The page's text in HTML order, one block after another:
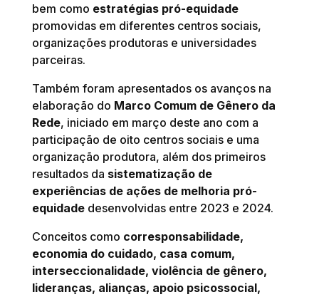
bem como estratégias pró-equidade
promovidas em diferentes centros sociais,
organizações produtoras e universidades
parceiras.
Também foram apresentados os avanços na
elaboração do Marco Comum de Gênero da
Rede, iniciado em março deste ano com a
participação de oito centros sociais e uma
organização produtora, além dos primeiros
resultados da sistematização de
experiências de ações de melhoria pró-
equidadedesenvolvidas entre 2023 e 2024.
Conceitos como corresponsabilidade,
economia do cuidado, casa comum,
interseccionalidade, violência de gênero,
lideranças, alianças, apoio psicossocial,